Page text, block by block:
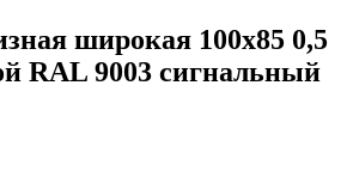
широкая 100х85 0,5
RAL 9003 сигнальный